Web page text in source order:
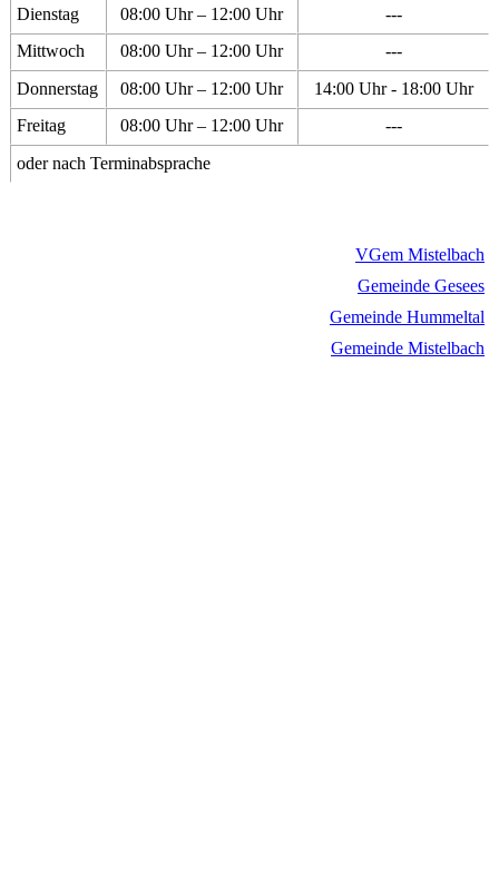
Dienstag
08:00 Uhr – 12:00 Uhr
---
Mittwoch
08:00 Uhr – 12:00 Uhr
---
Donnerstag
08:00 Uhr – 12:00 Uhr
14:00 Uhr - 18:00 Uhr
Freitag
08:00 Uhr – 12:00 Uhr
---
oder nach Terminabsprache
VGem Mistelbach
Gemeinde Gesees
Gemeinde Hummeltal
Gemeinde Mistelbach